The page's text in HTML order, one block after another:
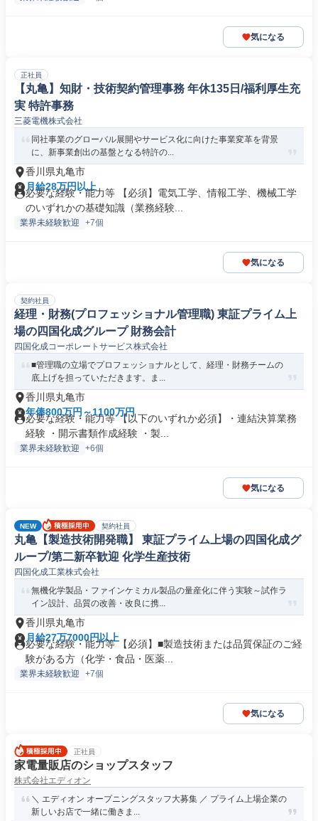
気になる
正社員
【丸亀】知財・技術契約管理事務 年休135日/福利厚生充
実 特許事務
三菱電機株式会社
同社事業のグローバル展開やサービス化に向けた事業変革を背景
に、新事業創出の基盤となる特許の...
香川県丸亀市
月給28万円以上
必要な経験・能力等 【必須】電気工学、情報工学、機械工学
のいずれかの基礎知識（業務経験...
業界未経験歓迎 +7個
気になる
契約社員
経理・財務(プロフェッショナル管理職) 東証プライム上
場の四国化成グループ 財務会計
四国化成コーポレートサービス株式会社
■管理職の立場でプロフェッショナルとして、経理・財務チームの
底上げを担っていただきます。ま...
香川県丸亀市
年俸800万円～1100万円
必要な経験・能力等 【以下のいずれか必須】・連結決算業務
経験 ・開示書類作成経験 ・製...
業界未経験歓迎 +6個
気になる
NEW 契約社員
丸亀【製造技術開発職】 東証プライム上場の四国化成グ
ループ/第二新卒歓迎 化学生産技術
四国化成工業株式会社
無機化学製品・ファインケミカル製品の量産化に伴う実験～試作ラ
イン設計、品質の改善・改良に携...
香川県丸亀市
月給27万7000円以上
必要な経験・能力等 【必須】■製造技術または品質保証のご経
験がある方（化学・食品・医薬...
業界未経験歓迎 +7個
気になる
正社員
家電量販店のショップスタッフ
株式会社エディオン
＼ エディオン オープニングスタッフ大募集 ／ プライム上場企業の
新しいお店で一緒に働きま...